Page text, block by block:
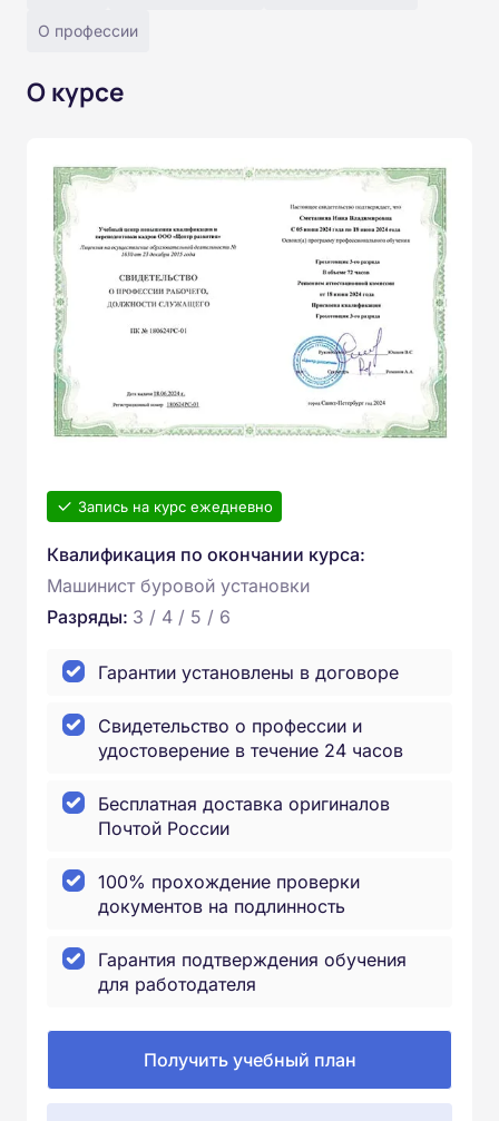
О профессии
О курсе
Запись на курс ежедневно
Квалификация по окончании курса:
Машинист буровой установки
Разряды: 3 / 4 / 5 / 6
Гарантии установлены в договоре
Свидетельство о профессии и
удостоверение в течение 24 часов
Бесплатная доставка оригиналов
Почтой России
100% прохождение проверки
документов на подлинность
Гарантия подтверждения обучения
для работодателя
Получить учебный план